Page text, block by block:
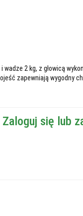
2 kg, z głowicą
zapewniają wygodny
się lub